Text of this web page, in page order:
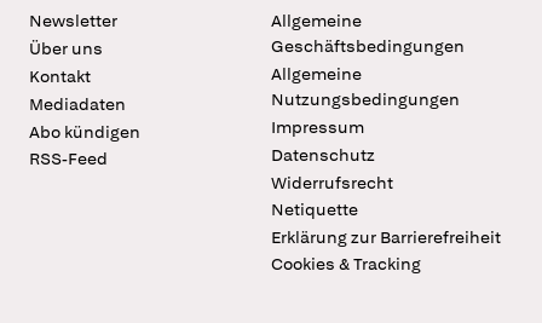
Newsletter
Über uns
Kontakt
Mediadaten
Abo kündigen
RSS-Feed
Allgemeine
Geschäftsbedingungen
Allgemeine
Nutzungsbedingungen
Impressum
Datenschutz
Widerrufsrecht
Netiquette
Erklärung zur Barrierefreiheit
Cookies & Tracking